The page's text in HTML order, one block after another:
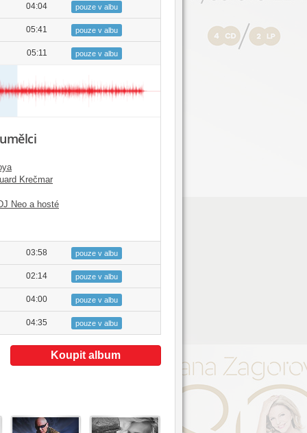
04:04 pouze v albu
05:41 pouze v albu
05:11 pouze v albu
Krečmar
Neo a hosté
03:58 pouze v albu
02:14 pouze v albu
04:00 pouze v albu
04:35 pouze v albu
Koupit album